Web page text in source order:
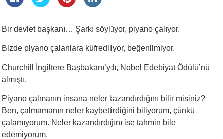
Bir devlet başkanı… Şarkı söylüyor, piyano çalıyor.
Bizde piyano çalanlara küfrediliyor, beğenilmiyor.
Churchill İngiltere Başbakanı’ydı, Nobel Edebiyat Ödülü’nü
almıştı.
Piyano çalmanın insana neler kazandırdığını bilir misiniz?
Ben, çalmamanın neler kaybettirdiğini biliyorum, çünkü
çalamıyorum. Neler kazandırdığını ise tahmin bile
edemiyorum.